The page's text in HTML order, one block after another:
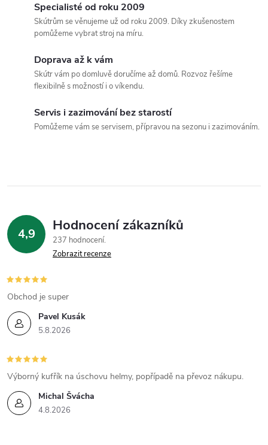
ý
p
i
u
Specialisté od roku 2009
Skútrům se věnujeme už od roku 2009. Díky zkušenostem
pomůžeme vybrat stroj na míru.
Doprava až k vám
Skútr vám po domluvě doručíme až domů. Rozvoz řešíme
flexibilně s možností i o víkendu.
Servis i zazimování bez starostí
Pomůžeme vám se servisem, přípravou na sezonu i zazimováním.
4,9 Hodnocení zákazníků
237 hodnocení
Zobrazit recenze
Pavel Kusák
5.8.2026
Obchod je super
Michal Švácha
4.8.2026
Výborný kufřík na úschovu helmy, popřípadě na převoz nákupu.